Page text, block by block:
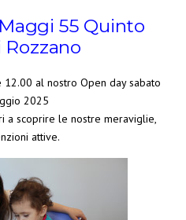
55 Quinto
al nostro Open day sabato
2025
a scoprire le nostre meraviglie,
attive.